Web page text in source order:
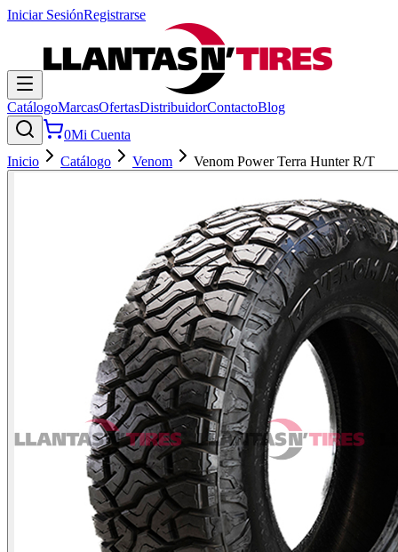
Iniciar SesiónRegistrarse
CatálogoMarcasOfertasDistribuidorContactoBlog
0Mi Cuenta
Inicio
Catálogo Venom Venom Power Terra Hunter R/T